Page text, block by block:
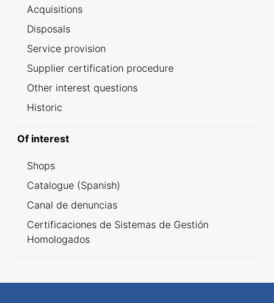
Acquisitions
Disposals
Service provision
Supplier certification procedure
Other interest questions
Historic
Of interest
Shops
Catalogue (Spanish)
Canal de denuncias
Certificaciones de Sistemas de Gestión
Homologados